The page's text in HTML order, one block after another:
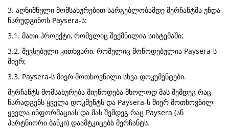
3. აღნიშნული მომსახურებით სარგებლობამდე მერჩანტმა უნდა
წარუდგინოს Paysera-ს:
3.1. მათი პროექტი, რომელიც შექმნილია სისტემაში;
3.2. შევსებული კითხვარი, რომელიც მოწოდებულია Paysera-ს
მიერ;
3.3. Paysera-ს მიერ მოთხოვნილი სხვა დოკუმენტები.
მერჩანტს მომსახურება მიეწოდება მხოლოდ მას შემდეგ რაც
წარადგენს ყველა დოკმენტს და Paysera-ს მიერ მოთხოვნილ
ყველა ინფორმაციას და მას შემდეგ რაც Paysera (ან
პარტნიორი ბანკი) დაამტკიცებს მერჩანტს.